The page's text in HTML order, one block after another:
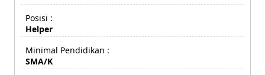
Posisi :
Helper
Minimal Pendidikan :
SMA/K